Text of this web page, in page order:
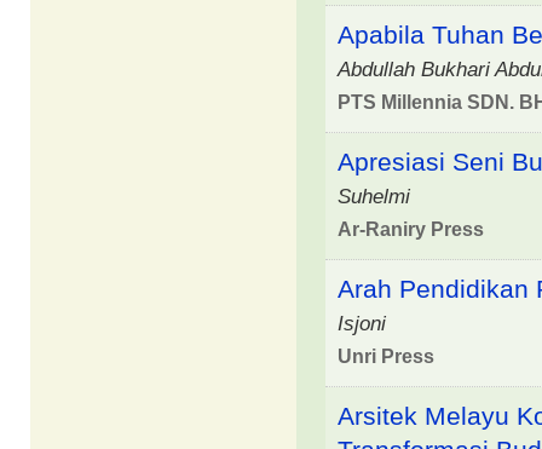
Apabila Tuhan
Abdullah Bukhari
PTS Millennia SDN.
Apresiasi Seni
Suhelmi
Ar-Raniry Press
Arah Pendidikan
Isjoni
Unri Press
Arsitek Melayu